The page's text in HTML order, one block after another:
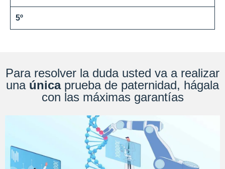
5º
Para resolver la duda usted va a realizar
una únicaprueba de paternidad, hágala
con las máximas garantías